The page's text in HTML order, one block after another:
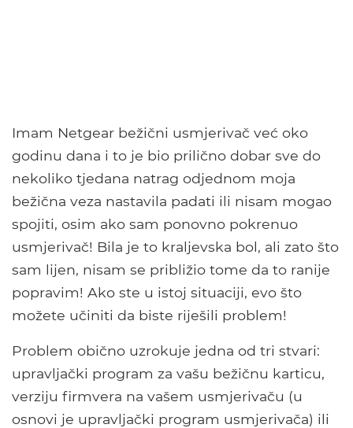
Imam Netgear bežični usmjerivač već oko
godinu dana i to je bio prilično dobar sve do
nekoliko tjedana natrag odjednom moja
bežična veza nastavila padati ili nisam mogao
spojiti, osim ako sam ponovno pokrenuo
usmjerivač! Bila je to kraljevska bol, ali zato što
sam lijen, nisam se približio tome da to ranije
popravim! Ako ste u istoj situaciji, evo što
možete učiniti da biste riješili problem!
Problem obično uzrokuje jedna od tri stvari:
upravljački program za vašu bežičnu karticu,
verziju firmvera na vašem usmjerivaču (u
osnovi je upravljački program usmjerivača) ili